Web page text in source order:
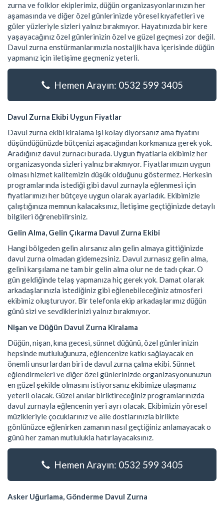
zurna ve folklor ekiplerimiz, düğün organizasyonlarınızın her
aşamasında ve diğer özel günlerinizde yöresel kıyafetleri ve
güler yüzleriyle sizleri yalnız bırakmıyor. Hayatınızda bir kere
yaşayacağınız özel günlerinizin özel ve güzel geçmesi zor değil.
Davul zurna enstürmanlarımızla nostaljik hava içerisinde düğün
yapmanız için iletişime geçmeniz yeterli.
Hemen Arayın: 0532 599 3405
Davul Zurna Ekibi Uygun Fiyatlar
Davul zurna ekibi kiralama işi kolay diyorsanız ama fiyatını
düşündüğünüzde bütçenizi aşacağından korkmanıza gerek yok.
Aradığınız davul zurnacı burada. Uygun fiyatlarla ekibimiz her
organizasyonda sizleri yalnız bırakmıyor. Fiyatlarımızın uygun
olması hizmet kalitemizin düşük olduğunu göstermez. Herkesin
programlarında istediği gibi davul zurnayla eğlenmesi için
fiyatlarımızı her bütçeye uygun olarak ayarladık. Ekibimizle
çalıştığınıza memnun kalacaksınız, İletişime geçtiğinizde detaylı
bilgileri öğrenebilirsiniz.
Gelin Alma, Gelin Çıkarma Davul Zurna Ekibi
Hangi bölgeden gelin alırsanız alın gelin almaya gittiğinizde
davul zurna olmadan gidemezsiniz. Davul zurnasız gelin alma,
gelini karşılama ne tam bir gelin alma olur ne de tadı çıkar. O
gün geldiğinde telaş yapmanıza hiç gerek yok. Damat olarak
arkadaşlarınızla istediğiniz gibi eğlenebileceğiniz atmosferi
ekibimiz oluşturuyor. Bir telefonla ekip arkadaşlarımız düğün
günü sizi ve sevdiklerinizi yalnız bırakmıyor.
Nişan ve Düğün Davul Zurna Kiralama
Düğün, nişan, kına gecesi, sünnet düğünü, özel günlerinizin
hepsinde mutluluğunuza, eğlencenize katkı sağlayacak en
önemli unsurlardan biri de davul zurna çalma ekibi. Sünnet
eğlendirmeleri ve diğer özel günlerinizde organizasyonunuzun
en güzel şekilde olmasını istiyorsanız ekibimize ulaşmanız
yeterli olacak. Güzel anılar biriktireceğiniz programlarınızda
davul zurnayla eğlencenin yeri ayrı olacak. Ekibimizin yöresel
müzikleriyle çocuklarınız ve aile dostlarınızla birlikte
gönlünüzce eğlenirken zamanın nasıl geçtiğiniz anlamayacak o
günü her zaman mutlulukla hatırlayacaksınız.
Hemen Arayın: 0532 599 3405
Asker Uğurlama, Gönderme Davul Zurna